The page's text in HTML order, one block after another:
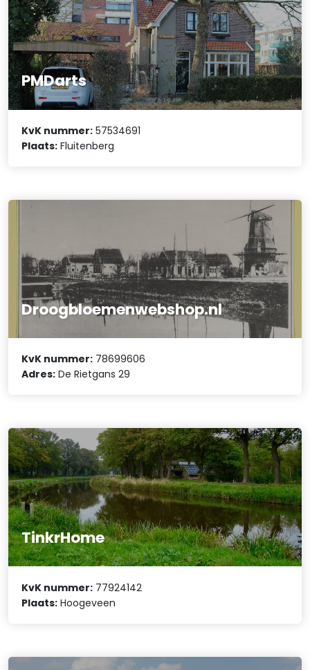
PMDarts
KvK nummer: 57534691
Plaats: Fluitenberg
Droogbloemenwebshop.nl
KvK nummer: 78699606
Adres: De Rietgans 29
TinkrHome
KvK nummer: 77924142
Plaats: Hoogeveen